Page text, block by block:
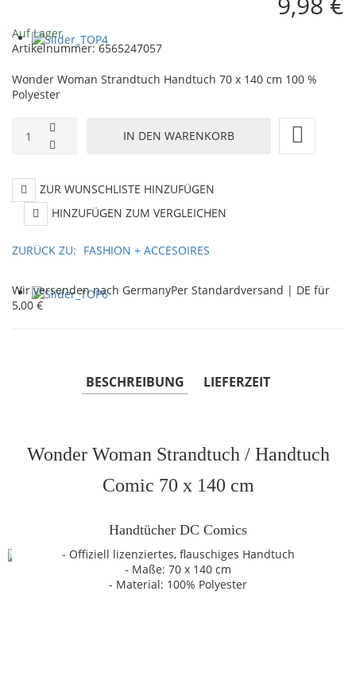
100
%
Polyester
Auf Lager
Artikelnummer:6565247057
Wonder Woman Strandtuch Handtuch 70 x 140 cm 100 %
Polyester
ZUR WUNSCHLISTE HINZUFÜGEN
HINZUFÜGEN ZUM VERGLEICHEN
ZURÜCK ZU: FASHION + ACCESOIRES
Wir versenden nach GermanyPer Standardversand | DE für
5,00 €
BESCHREIBUNG LIEFERZEIT
Wonder Woman Strandtuch / Handtuch
Comic 70 x 140 cm
Handtücher DC Comics
- Offiziell lizenziertes, flauschiges Handtuch
- Maße: 70 x 140 cm
- Material: 100% Polyester